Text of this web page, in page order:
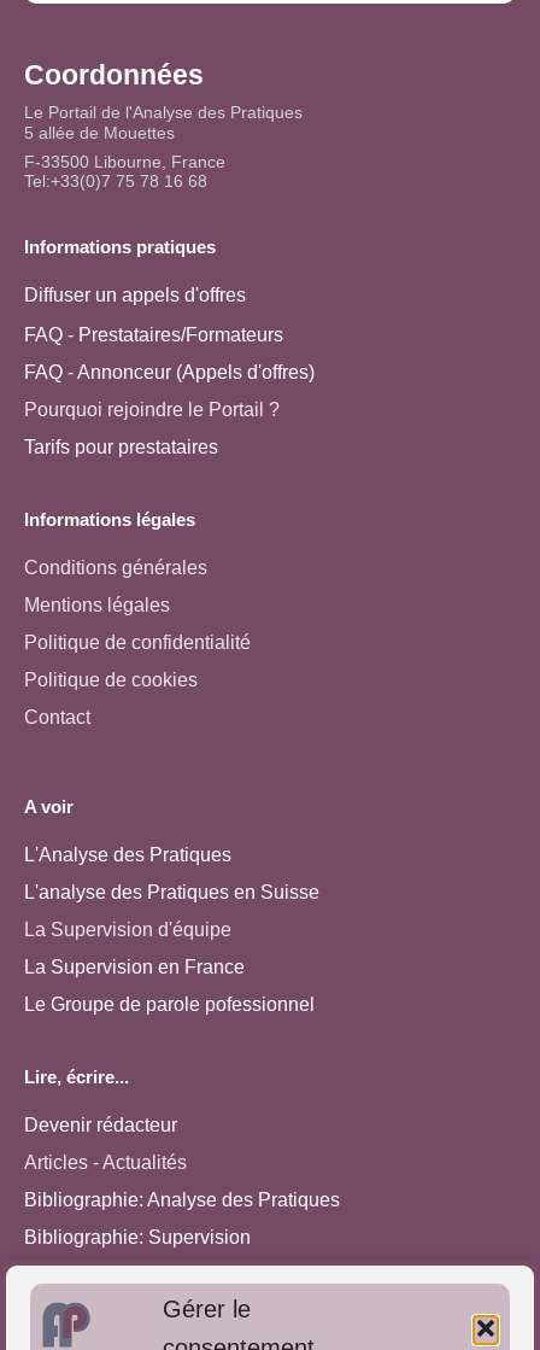
Gérer le
Coordonnées
Le Portail de l'Analyse des Pratiques
5 allée de Mouettes
F-33500 Libourne, France
Tel:+33(0)7 75 78 16 68
Informations pratiques
Diffuser un appels d'offres
FAQ - Prestataires/Formateurs
FAQ - Annonceur (Appels d'offres)
Pourquoi rejoindre le Portail ?
Tarifs pour prestataires
Informations légales
Conditions générales
Mentions légales
Politique de confidentialité
Politique de cookies
Contact
A voir
L'Analyse des Pratiques
L'analyse des Pratiques en Suisse
La Supervision d'équipe
La Supervision en France
Le Groupe de parole pofessionnel
Lire, écrire...
Devenir rédacteur
Articles - Actualités
Bibliographie: Analyse des Pratiques
Bibliographie: Supervision
Approches de l'Analyse des pratiques